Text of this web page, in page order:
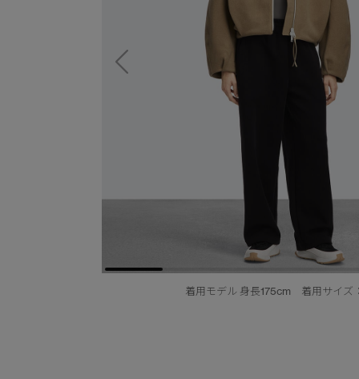
着用モデル 身長175cm 着用サイズ